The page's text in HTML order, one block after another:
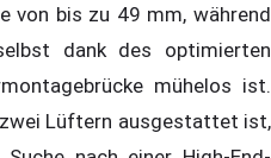
von bis zu 49 mm, während
dank des optimierten
mühelos ist.
Lüftern ausgestattet ist,